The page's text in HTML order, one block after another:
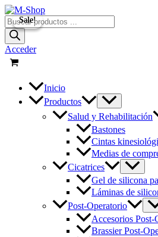
Ir
al
contenido
Búsqueda
de
productos
Acceder
Inicio
Productos
Salud y Rehabilitación
Bastones
Cintas
Medias de
Cicatrices
Gel de silicona
Láminas de
Post-Operatorio
Accesorios Post-
Brassier Post-
Sale!
Sale!